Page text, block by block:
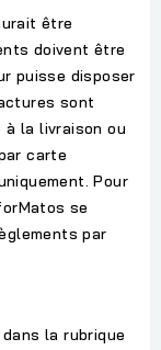
être
doivent être
puisse disposer
sont
la livraison ou
carte
Pour
se
par
la rubrique